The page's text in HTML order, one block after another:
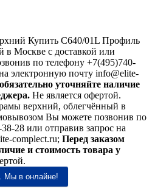
Купить C640/01L Профиль
в Москве с доставкой или
по телефону +7(495)740-
электронную почту info@elite-
уточняйте наличие
Не является офертой.
верхний, облегчённый в
Вы можете позвонив по
28 или отправив запрос на
complect.ru; Перед заказом
и стоимость товара у
Мы в онлайне!